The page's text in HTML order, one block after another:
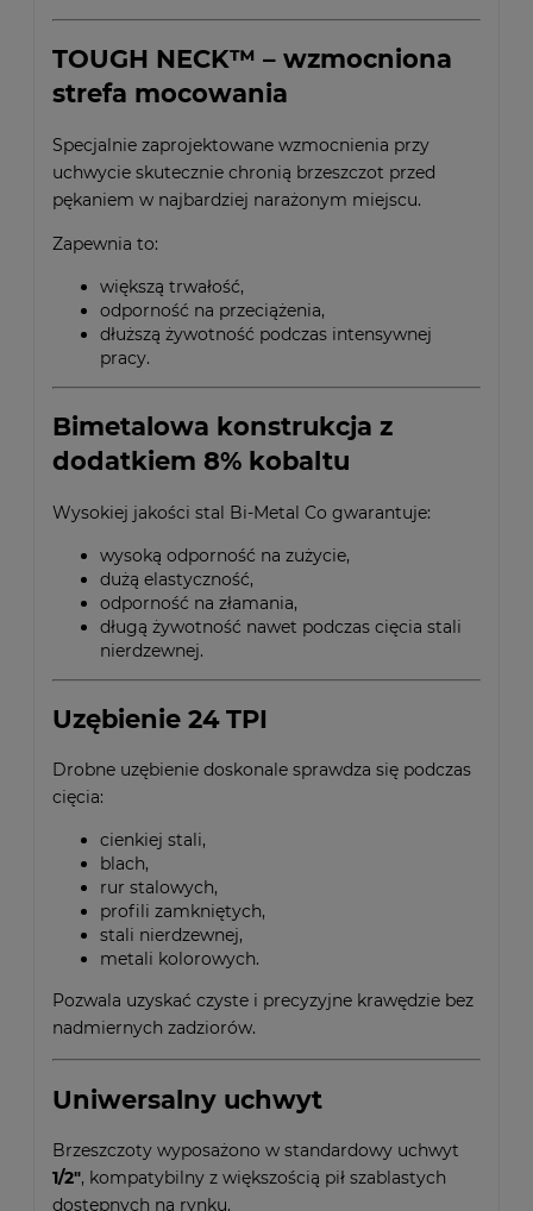
TOUGH NECK™ – wzmocniona
strefa mocowania
Specjalnie zaprojektowane wzmocnienia przy
uchwycie skutecznie chronią brzeszczot przed
pękaniem w najbardziej narażonym miejscu.
Zapewnia to:
większą trwałość,
odporność na przeciążenia,
dłuższą żywotność podczas intensywnej
pracy.
Bimetalowa konstrukcja z
dodatkiem 8% kobaltu
Wysokiej jakości stal Bi-Metal Co gwarantuje:
wysoką odporność na zużycie,
dużą elastyczność,
odporność na złamania,
długą żywotność nawet podczas cięcia stali
nierdzewnej.
Uzębienie 24 TPI
Drobne uzębienie doskonale sprawdza się podczas
cięcia:
cienkiej stali,
blach,
rur stalowych,
profili zamkniętych,
stali nierdzewnej,
metali kolorowych.
Pozwala uzyskać czyste i precyzyjne krawędzie bez
nadmiernych zadziorów.
Uniwersalny uchwyt
Brzeszczoty wyposażono w standardowy uchwyt
1/2", kompatybilny z większością pił szablastych
dostępnych na rynku.